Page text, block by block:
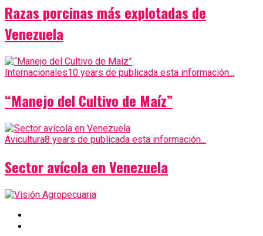
Razas porcinas más explotadas de
Venezuela
Internacionales10 years de publicada esta información...
“Manejo del Cultivo de Maíz”
Avicultura8 years de publicada esta información...
Sector avícola en Venezuela